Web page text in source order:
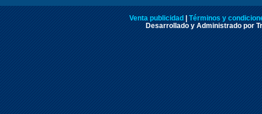
Venta publicidad
Términos y
Desarrollado y Administrado por